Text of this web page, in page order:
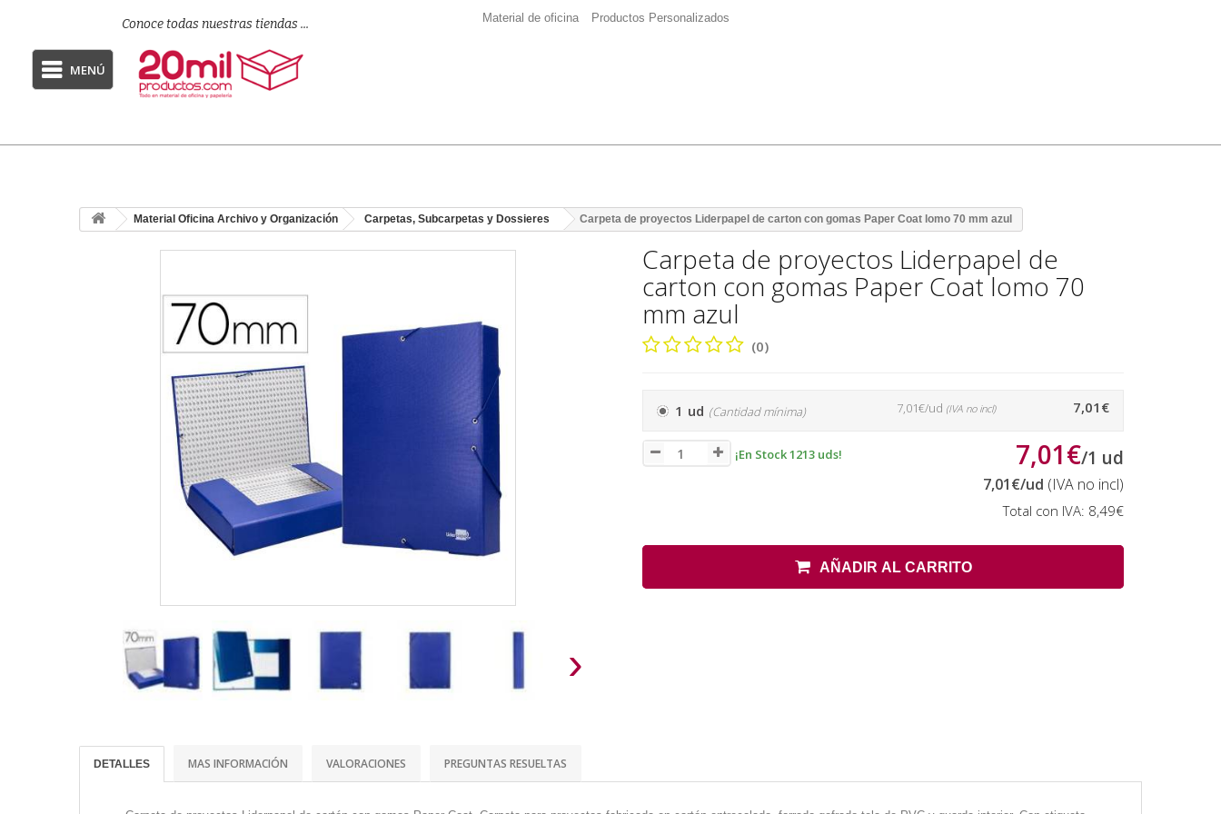
Conoce todas nuestras tiendas ... Material de oficina Productos Personalizados
MENÚ
Material Oficina Archivo y Organización Carpetas, Subcarpetas y Dossieres Carpeta de proyectos Liderpapel de carton con gomas Paper Coat lomo 70 mm azul
›
Carpeta de proyectos Liderpapel de
carton con gomas Paper Coat lomo 70
mm azul
(0)
1 ud (Cantidad mínima) 7,01€
7,01€/ud (IVA no incl)
¡En Stock 1213 uds! 7,01€/1 ud
7,01€/ud (IVA no incl)
Total con IVA: 8,49€
AÑADIR AL CARRITO
DETALLES MAS INFORMACIÓN VALORACIONES PREGUNTAS RESUELTAS